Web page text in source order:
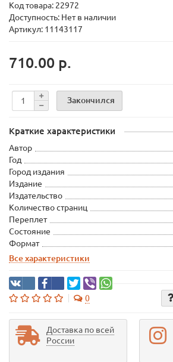
Код товара: 22972
Доступность: Нет в наличии
Артикул: 11143117
710.00 р.
Закончился
Краткие характеристики
Автор
Год
Город издания
Издание
Издательство
Количество страниц
Переплет
Состояние
Формат
Все характеристики
0
Доставка по всей
России